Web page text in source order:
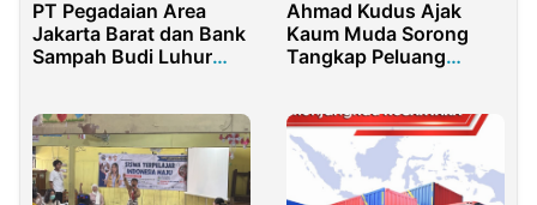
PT Pegadaian Area
Jakarta Barat dan Bank
Sampah Budi Luhur
Ahmad Kudus Ajak
Kaum Muda Sorong
Tangkap Peluang